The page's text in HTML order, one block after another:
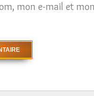
mon e-mail et